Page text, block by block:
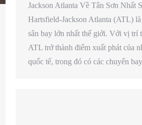
Jackson Atlanta Về Tân Sơn Nhất
Hartsfield-Jackson Atlanta (ATL)
sân bay lớn nhất thế giới. Với vị trí
ATL trở thành điểm xuất phát của
quốc tế, trong đó có các chuyến